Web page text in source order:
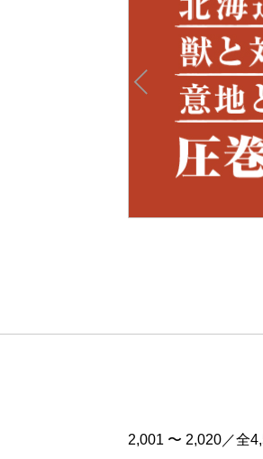
2,001 〜 2,020／全